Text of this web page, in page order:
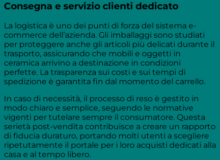
Consegna e servizio clienti dedicato
La logistica è uno dei punti di forza del sistema e-
commerce dell’azienda. Gli imballaggi sono studiati
per proteggere anche gli articoli più delicati durante il
trasporto, assicurando che mobili e oggetti in
ceramica arrivino a destinazione in condizioni
perfette. La trasparenza sui costi e sui tempi di
spedizione è garantita fin dal momento del carrello.
In caso di necessità, il processo di reso è gestito in
modo chiaro e semplice, seguendo le normative
vigenti per tutelare sempre il consumatore. Questa
serietà post-vendita contribuisce a creare un rapporto
di fiducia duraturo, portando molti utenti a scegliere
ripetutamente il portale per i loro acquisti dedicati alla
casa e al tempo libero.